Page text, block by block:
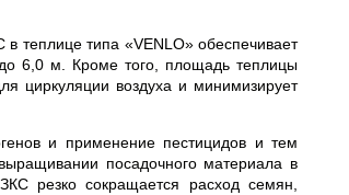
теплице типа «VENLO» обеспечивает
6,0 м. Кроме того, площадь теплицы
циркуляции воздуха и минимизирует
и применение пестицидов и тем
посадочного материала в
резко сокращается расход семян,